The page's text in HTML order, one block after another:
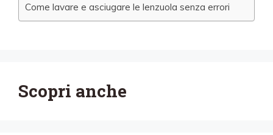
i
Come lavare e asciugare le lenzuola senza errori
Scopri anche